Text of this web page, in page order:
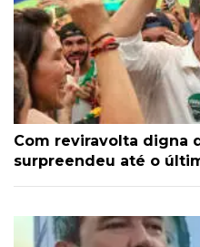
Com reviravolta digna
surpreendeu até o